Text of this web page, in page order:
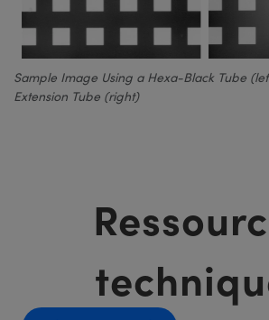
Sample Image Using a Hexa-Black Tube
Extension Tube (right)